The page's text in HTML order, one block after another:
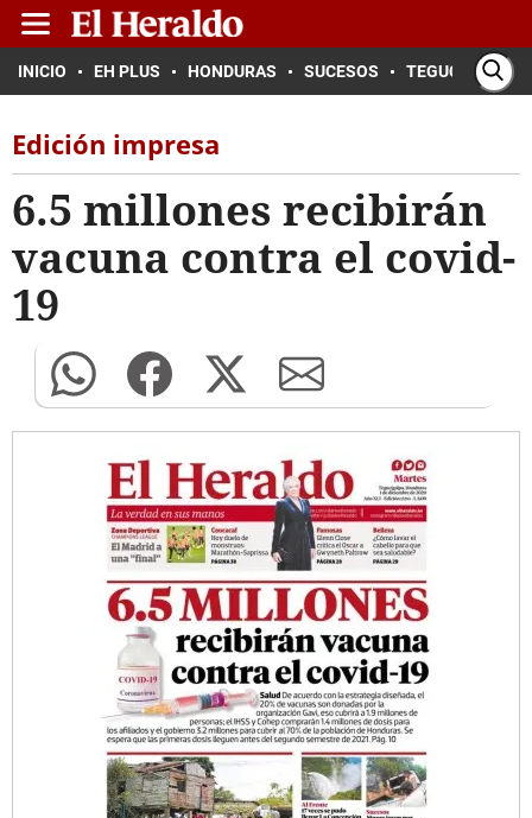
INICIO EH PLUS HONDURAS SUCESOS TEGUCIGALPA
Edición impresa
6.5 millones recibirán
vacuna contra el covid-
19